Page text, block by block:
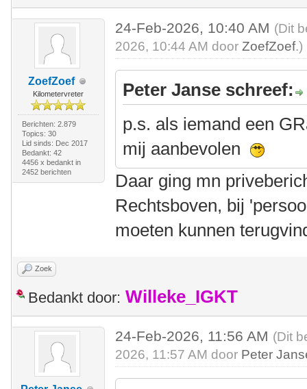
ZoefZoef
Kilometervreter
Berichten: 2.879
Topics: 30
Lid sinds: Dec 2017
Bedankt: 42
4456 x bedankt in
2452 berichten
24-Feb-2026, 10:40 AM (Dit
2026, 10:44 AM doorZoefZoef.)
Peter Janse schreef:
p.s. als iemand een
mij aanbevolen
Daar ging mn
Rechtsboven, bij
moeten kunnen
Zoek
Bedankt door: Willeke_IGKT
24-Feb-2026, 11:56 AM (Dit
2026, 11:57 AM door Peter